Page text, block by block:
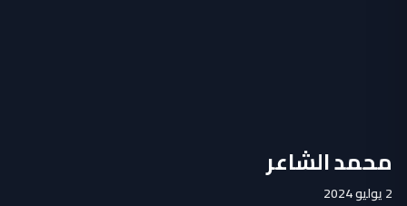
محمد الشاعر
2 يوليو 2024